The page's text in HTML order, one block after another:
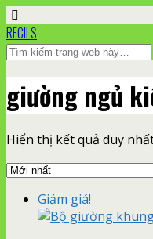
RECILS
giường ngủ
Hiển thị kết quả duy
Giảm giá!